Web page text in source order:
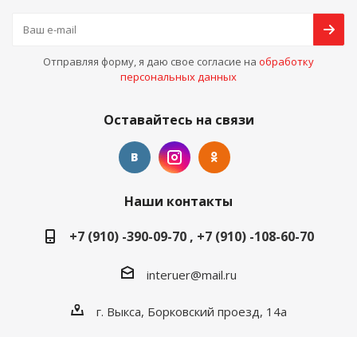
Отправляя форму, я даю свое согласие на обработку
персональных данных
Оставайтесь на связи
Наши контакты
+7 (910) -390-09-70 , +7 (910) -108-60-70
interuer@mail.ru
г. Выкса, Борковский проезд, 14а